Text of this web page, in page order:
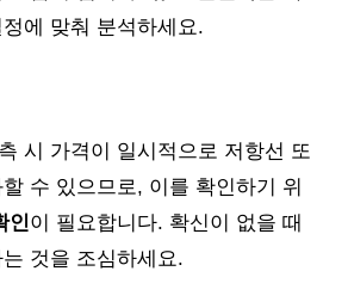
에 맞춰 분석하세요.
시 가격이 일시적으로 저항선 또
수 있으므로, 이를 확인하기 위
인이 필요합니다. 확신이 없을 때
것을 조심하세요.